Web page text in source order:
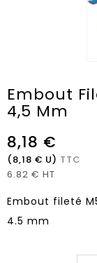
Embout
4,5 Mm
8,18 €
(8,18 € U) TTC
6.82 € HT
Embout fileté
4.5 mm